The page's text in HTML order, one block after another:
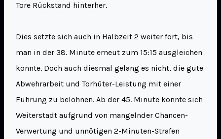
Tore Rückstand hinterher.
Dies setzte sich auch in Halbzeit 2 weiter fort, bis
man in der 38. Minute erneut zum 15:15 ausgleichen
konnte. Doch auch diesmal gelang es nicht, die gute
Abwehrarbeit und Torhüter-Leistung mit einer
Führung zu belohnen. Ab der 45. Minute konnte sich
Weiterstadt aufgrund von mangelnder Chancen-
Verwertung und unnötigen 2-Minuten-Strafen